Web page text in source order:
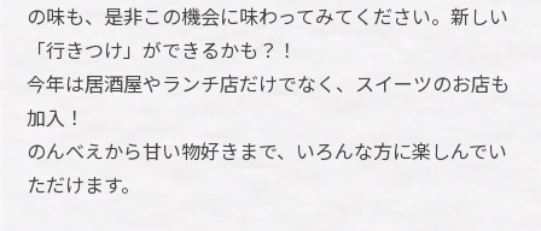
の味も、是非この機会に味わってみてください。新しい
「行きつけ」ができるかも？！
今年は居酒屋やランチ店だけでなく、スイーツのお店も
加入！
のんべえから甘い物好きまで、いろんな方に楽しんでい
ただけます。